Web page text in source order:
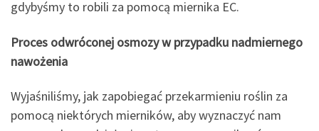
gdybyśmy to robili za pomocą miernika EC.
Proces odwróconej osmozy w przypadku nadmiernego
nawożenia
Wyjaśniliśmy, jak zapobiegać przekarmieniu roślin za
pomocą niektórych mierników, aby wyznaczyć nam